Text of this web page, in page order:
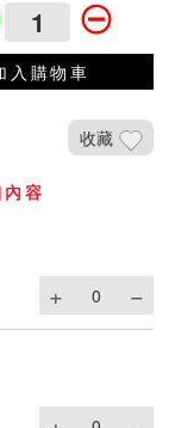
入購物車
收藏
容